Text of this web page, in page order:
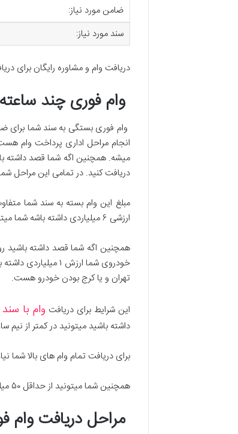
ضامن مورد نیاز:
سند مورد نیاز:
دریافت وام و مشاوره رایگان برای
وام فوری چند
وام فوری بستگی به سند شما برای
انجام مراحل اداری پرداخت وام
میشه. همچنین اگه شما قصد داشته
دریافت کنید. در تمامی این مراحل
ارزشی ۶ میلیاردی داشته باشه شما میتونید بین ۳ میلیارد تا ۴ میلیارد و ۲۰۰ میلیون وام در کمتر از دو روز کاری دریافت کنید، بدون نیاز به داشتن دسته چک و یا ضامن.
تهران و یا کرج بودن خودرو هست.
این شرایط برای دریافت وام با
داشته باشید میتونید در کمتر از نیم ساعت ۹۰ میلیون تومن وام
برای دریافت تمام وام های بالا
همچنین شما میتونید از حداقل ۵۰ میلیون تا حداکثر توان سندتون وام دریافت کنید.
مراحل دریافت وام